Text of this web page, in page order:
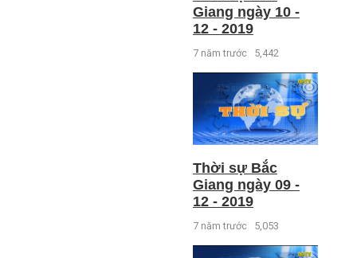
Giang ngày 10 -
12 - 2019
7 năm trước 5,442
Thời sự Bắc
Giang ngày 09 -
12 - 2019
7 năm trước 5,053